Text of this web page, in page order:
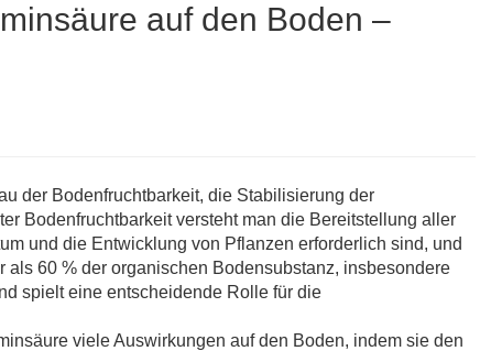
auf den Boden –
der Bodenfruchtbarkeit, die Stabilisierung der
Bodenfruchtbarkeit versteht man die Bereitstellung aller
und die Entwicklung von Pflanzen erforderlich sind, und
60 % der organischen Bodensubstanz, insbesondere
spielt eine entscheidende Rolle für die
viele Auswirkungen auf den Boden, indem sie den